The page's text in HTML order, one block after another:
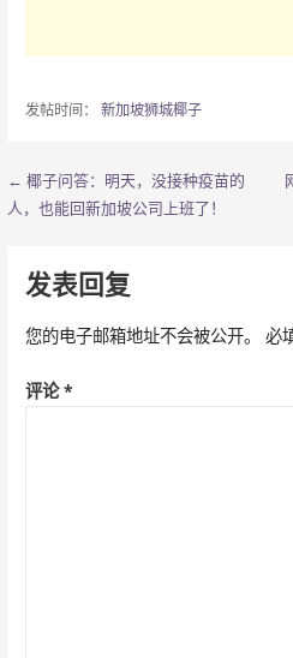
发帖时间： 新加坡狮城椰子
文
导
航
← 椰子问答：明天，没接种疫苗的
人，也能回新加坡公司上班了！
发表回复
您的电子邮箱地址不会被公开。 必
评论*